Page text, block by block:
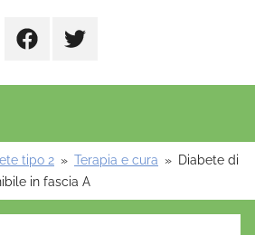
FacebookTwitter
tipo 2 Terapia e cura
Diabete di
in fascia A